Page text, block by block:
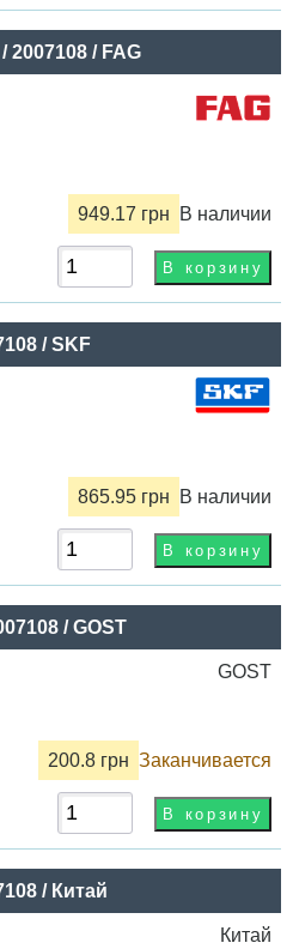
2007108 / FAG
949.17 грн В наличии
/ SKF
865.95 грн В наличии
/ GOST
GOST
200.8 грн Заканчивается
/ Китай
Китай